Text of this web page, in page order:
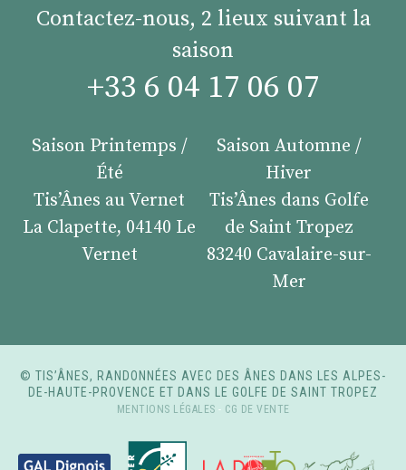
Contactez-nous, 2 lieux suivant la
saison
+33 6 04 17 06 07
Saison Printemps /
Été
Tis’Ânes au Vernet
La Clapette, 04140 Le
Vernet
Saison Automne /
Hiver
Tis’Ânes dans Golfe
de Saint Tropez
83240 Cavalaire-sur-
Mer
© TIS’ÂNES, RANDONNÉES AVEC DES ÂNES DANS LES ALPES-
DE-HAUTE-PROVENCE ET DANS LE GOLFE DE SAINT TROPEZ
MENTIONS LÉGALES - CG DE VENTE